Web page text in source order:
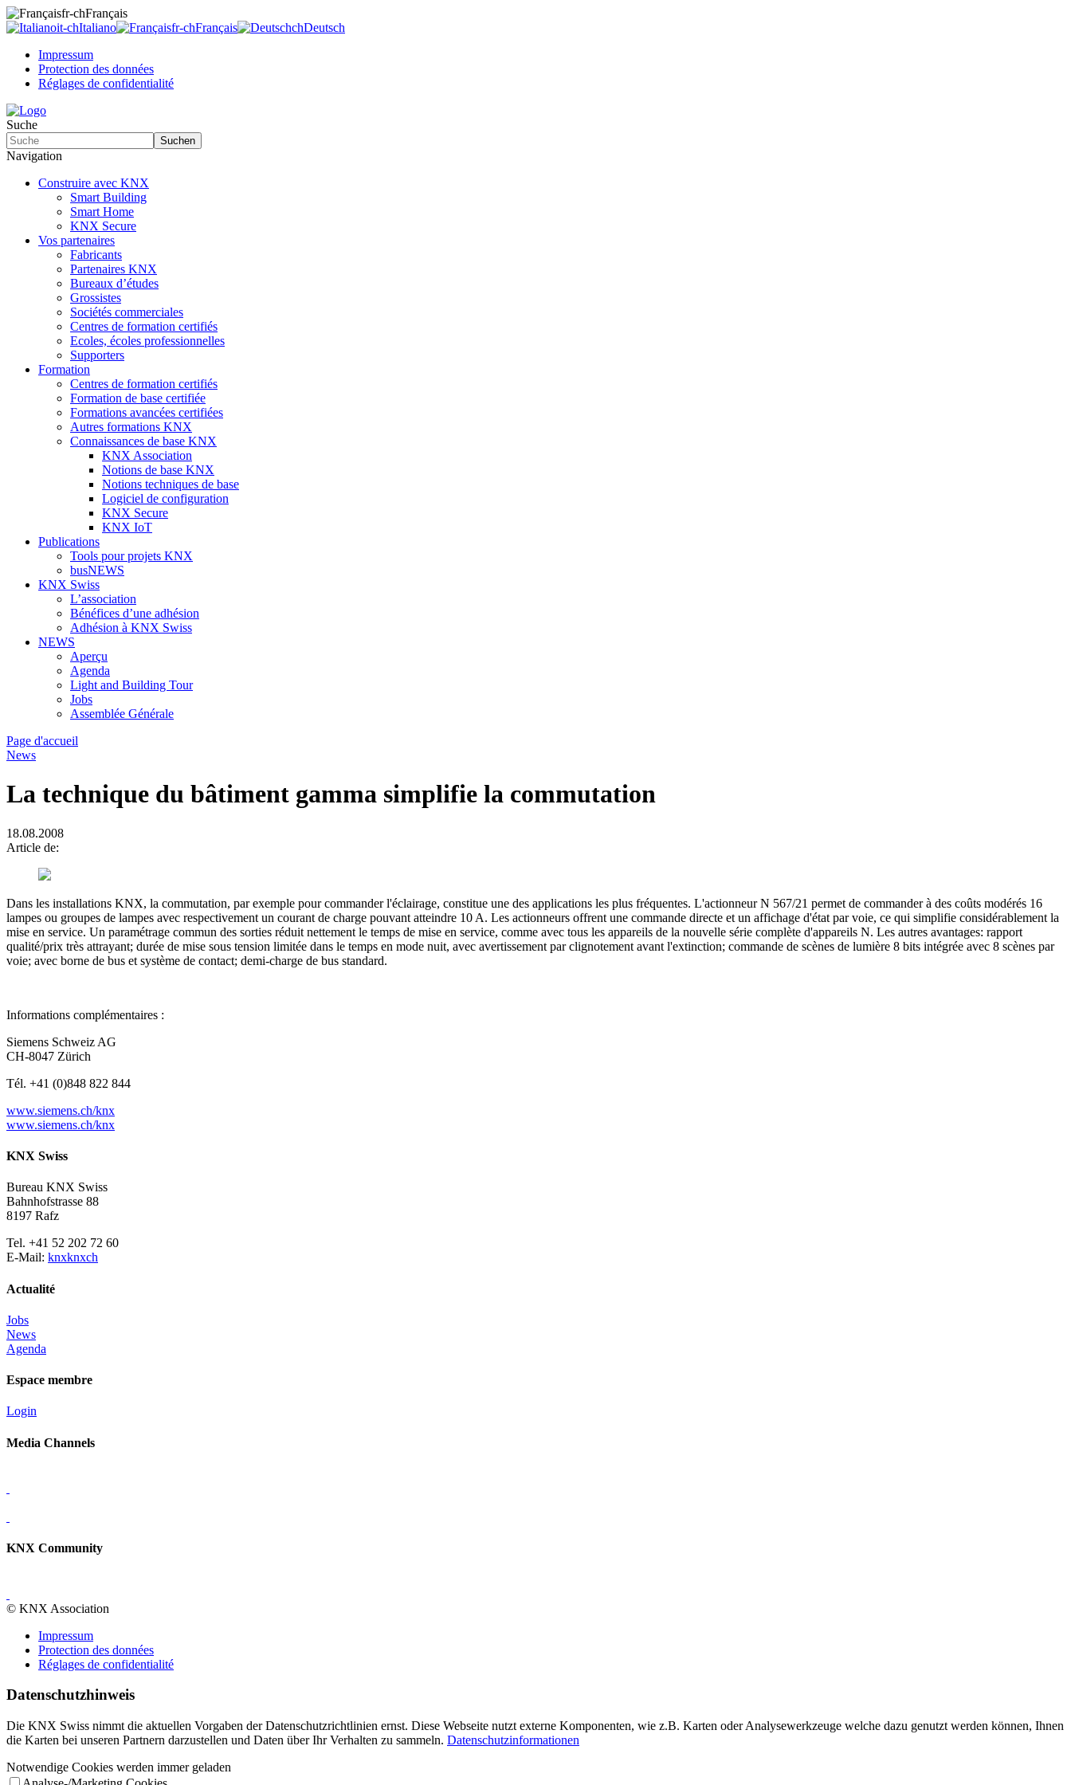
fr-chFrançais
it-chItaliano fr-chFrançais chDeutsch
Impressum
Protection des données
Réglages de confidentialité
Suche
Suchen
Navigation
Construire avec KNX
Smart Building
Smart Home
KNX Secure
Vos partenaires
Fabricants
Partenaires KNX
Bureaux d’études
Grossistes
Sociétés commerciales
Centres de formation certifiés
Ecoles, écoles professionnelles
Supporters
Formation
Centres de formation certifiés
Formation de base certifiée
Formations avancées certifiées
Autres formations KNX
Connaissances de base KNX
KNX Association
Notions de base KNX
Notions techniques de base
Logiciel de configuration
KNX Secure
KNX IoT
Publications
Tools pour projets KNX
busNEWS
KNX Swiss
L’association
Bénéfices d’une adhésion
Adhésion à KNX Swiss
NEWS
Aperçu
Agenda
Light and Building Tour
Jobs
Assemblée Générale
Page d'accueil
News
La technique du bâtiment gamma simplifie la commutation
18.08.2008
Article de:
Dans les installations KNX, la commutation, par exemple pour commander l'éclairage, constitue une des applications les plus fréquentes. L'actionneur N 567/21 permet de commander à des coûts modérés 16
lampes ou groupes de lampes avec respectivement un courant de charge pouvant atteindre 10 A. Les actionneurs offrent une commande directe et un affichage d'état par voie, ce qui simplifie considérablement la
mise en service. Un paramétrage commun des sorties réduit nettement le temps de mise en service, comme avec tous les appareils de la nouvelle série complète d'appareils N. Les autres avantages: rapport
qualité/prix très attrayant; durée de mise sous tension limitée dans le temps en mode nuit, avec avertissement par clignotement avant l'extinction; commande de scènes de lumière 8 bits intégrée avec 8 scènes par
voie; avec borne de bus et système de contact; demi-charge de bus standard.
Informations complémentaires :
Siemens Schweiz AG
CH-8047 Zürich
Tél. +41 (0)848 822 844
www.siemens.ch/knx
www.siemens.ch/knx
KNX Swiss
Bureau KNX Swiss
Bahnhofstrasse 88
8197 Rafz
Tel. +41 52 202 72 60
E-Mail: knxknxch
Actualité
Jobs
News
Agenda
Espace membre
Login
Media Channels
KNX Community
© KNX Association
Impressum
Protection des données
Réglages de confidentialité
Datenschutzhinweis
Die KNX Swiss nimmt die aktuellen Vorgaben der Datenschutzrichtlinien ernst. Diese Webseite nutzt externe Komponenten, wie z.B. Karten oder Analysewerkzeuge welche dazu genutzt werden können, Ihnen
die Karten bei unseren Partnern darzustellen und Daten über Ihr Verhalten zu sammeln. Datenschutzinformationen
Notwendige Cookies werden immer geladen